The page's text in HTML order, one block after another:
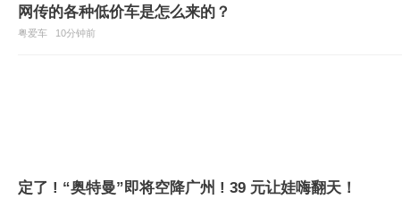
网传的各种低价车是怎么来的？
粤爱车 10分钟前
定了 ! “奥特曼”即将空降广州 ! 39 元让娃嗨翻天！